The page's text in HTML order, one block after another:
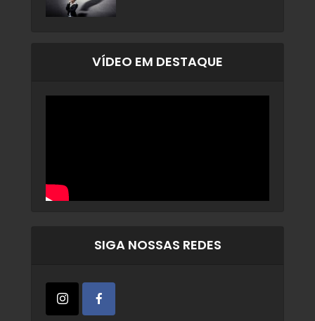
VÍDEO EM DESTAQUE
SIGA NOSSAS REDES